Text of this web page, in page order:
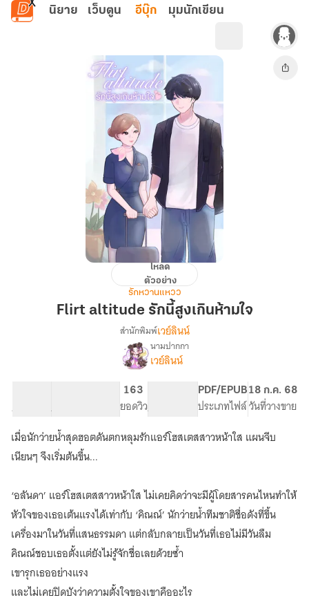
ข้ามไปยังเนื้อหาหลัก
นิยาย เว็บตูน อีบุ๊ก มุมนักเขียน
altitude
รัก
โหลด
ตัวอย่าง
รักหวานแหวว
Flirt altitude รักนี้สูงเกินห้ามใจ
เรื่องFlirt
Altitude
ห้าม
สำนักพิมพ์เวย์ลินน์
นามปากกา
เวย์ลินน์
จำนวนคำ จำนวนหน้า (A5)
163
ยอดวิวระดับเนื้อหา
PDF/EPUB
ประเภทไฟล์
18 ก.ค. 68
วันที่วางขาย
เมื่อนักว่ายน้ำสุดฮอตดันตกหลุมรักแอร์โฮสเตสสาวหน้าใส แผนจีบ
เนียนๆ จึงเริ่มต้นขึ้น...
‘อลันดา’ แอร์โฮสเตสสาวหน้าใส ไม่เคยคิดว่าจะมีผู้โดยสารคนไหนทำให้
หัวใจของเธอเต้นแรงได้เท่ากับ ‘คิณณ์’ นักว่ายน้ำทีมชาติชื่อดังที่ขึ้น
เครื่องมาในวันที่แสนธรรมดา แต่กลับกลายเป็นวันที่เธอไม่มีวันลืม
คิณณ์ชอบเธอตั้งแต่ยังไม่รู้จักชื่อเลยด้วยซ้ำ
เขารุกเธออย่างแรง
และไม่เคยปิดบังว่าความตั้งใจของเขาคืออะไร